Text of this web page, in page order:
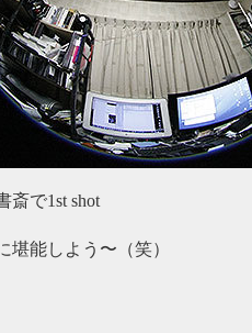
斎で1st shot
堪能しよう〜（笑）